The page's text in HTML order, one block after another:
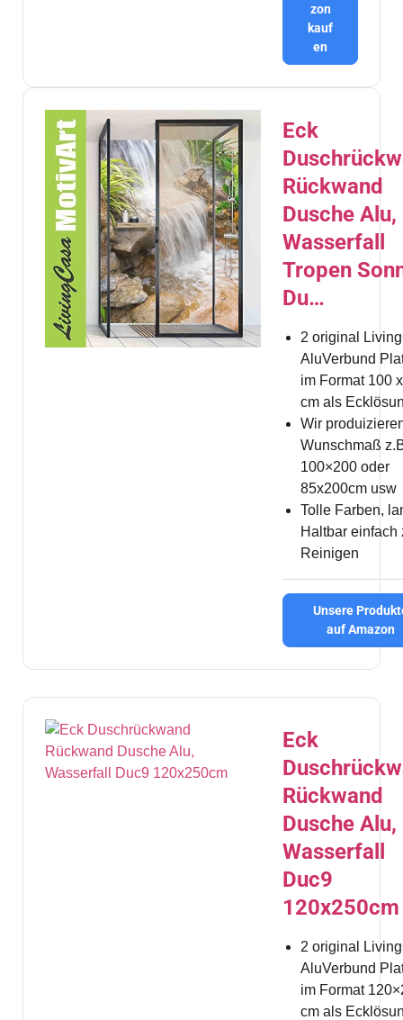
zon
kauf
en
Eck
Rückwand
Dusche Alu,
Wasserfall
Tropen
Du…
2 original
AluVerbund
im Format 100
cm als
Wir
Wunschmaß
100×200 oder
85x200cm usw
Tolle Farben,
Haltbar einfach
Reinigen
Unsere
auf Amazon
Eck
Rückwand
Dusche Alu,
Wasserfall
Duc9
120x250cm
2 original
AluVerbund
im Format
cm als